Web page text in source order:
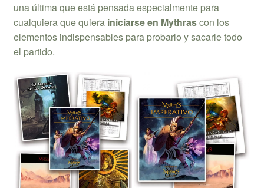
una última que está pensada especialmente para
cualquiera que quiera iniciarse en Mythrascon los
elementos indispensables para probarlo y sacarle todo
el partido.